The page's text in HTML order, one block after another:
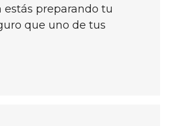
estás preparando tu
que uno de tus